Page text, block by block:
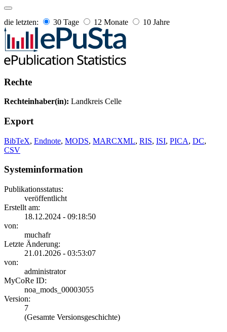
die letzten: 30 Tage 12 Monate 10 Jahre
Rechte
Rechteinhaber(in): Landkreis Celle
Export
BibTeX, Endnote, MODS, MARCXML, RIS, ISI, PICA, DC,
CSV
Systeminformation
Publikationsstatus:
veröffentlicht
Erstellt am:
18.12.2024 - 09:18:50
von:
muchafr
Letzte Änderung:
21.01.2026 - 03:53:07
von:
administrator
MyCoRe ID:
noa_mods_00003055
Version:
7
(Gesamte Versionsgeschichte)